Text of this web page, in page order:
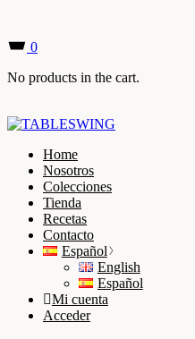
0
No products in the cart.
Home
Nosotros
Colecciones
Tienda
Recetas
Contacto
Español
English
Español
Mi cuenta
Acceder